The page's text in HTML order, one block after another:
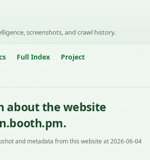
screenshots, and crawl history.
Full Index
Project
about the website
and metadata from this website at 2026-06-04